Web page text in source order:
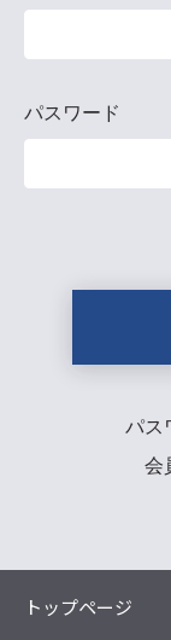
パスワード
パス
会
トップページ